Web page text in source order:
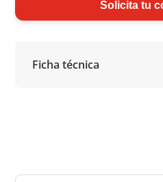
Solicita tu
Ficha técnica